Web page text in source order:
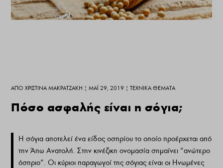
ΑΠΌΧΡΙΣΤΊΝΑ ΜΑΚΡΑΤΖΆΚΗ |ΜΆΙ 29, 2019 |ΤΕΧΝΙΚΆ ΘΈΜΑΤΑ
Πόσο ασφαλής είναι η σόγια;
Η σόγια αποτελεί ένα είδος οσπρίου το οποίο προέρχεται από
την Άπω Ανατολή. Στην κινέζικη ονομασία σημαίνει “ανώτερο
όσπριο”. Οι κύριοι παραγωγοί της σόγιας είναι οι Ηνωμένες